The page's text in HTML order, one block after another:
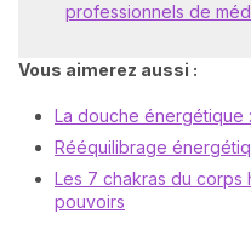
professionnels de
Vous aimerez aussi :
La douche énergétique
Rééquilibrage
Les 7 chakras du corps
pouvoirs